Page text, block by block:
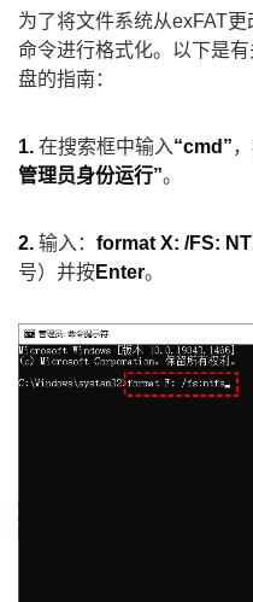
为了将文件系统从exFAT
命令进行格式化。以下是
盘的指南：
1. 在搜索框中输入“cmd”
管理员身份运行”。
2. 输入： format X: /FS:
号）并按Enter。